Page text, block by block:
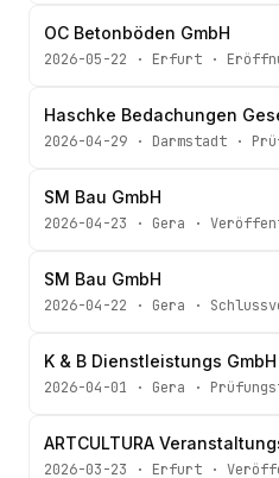
OC Betonböden GmbH
2026-05-22 · Erfurt ·
2026-04-29 · Darmstadt ·
SM Bau GmbH
2026-04-23 · Gera ·
SM Bau GmbH
2026-04-22 · Gera ·
K & B Dienstleistungs GmbH
2026-04-01 · Gera ·
ARTCULTURA
2026-03-23 · Erfurt ·